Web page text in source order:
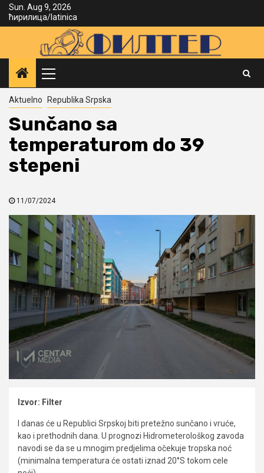
SkipSun. Aug 9, 2026
ћирилица/latinica
Menu
Aktuelno Republika Srpska
Sunčano sa
temperaturom do 39
stepeni
11/07/2024
Izvor: Filter
I danas će u Republici Srpskoj biti pretežno sunčano i vruće,
kao i prethodnih dana. U prognozi Hidrometerološkog zavoda
navodi se da se u mnogim predjelima očekuje tropska noć
(minimalna temperatura će ostati iznad 20°S tokom cele